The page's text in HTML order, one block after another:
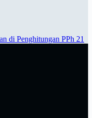
di Penghitungan PPh 21